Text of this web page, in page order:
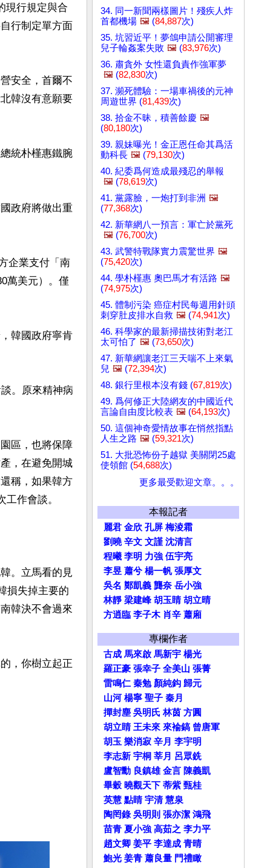
現行規定與合
行制定單方面
安全，首爾不
韓沒有意願要
統朴槿惠鐵腕
政府將做出重
企業支付「南
萬美元）。僅
韓國政府寧肯
。原來精神病
區，也將保障
，在避免開城
稱，如果韓方
作會談。
。立馬看的見
損失掉主要的
韓決不會過來
，你樹立起正
34. 同一新聞兩樣圖片！殘疾人炸
首都機場 🖼️ (84,887次)
35. 坑習近平！夢鴿申請公開審理
兒子輪姦案失敗 🖼️ (83,976次)
36. 肅貪外 女性還負責作強軍夢
🖼️ (82,830次)
37. 瀕死體驗：一場車禍後的元神
周遊世界 (81,439次)
38. 拾金不昧，積善餘慶 🖼️
(80,180次)
39. 親妹曝光！金正恩任命其爲活
動科長 🖼️ (79,130次)
40. 紀委爲何造成最殘忍的舉報
🖼️ (78,619次)
41. 黨露臉，一炮打到非洲 🖼️
(77,368次)
42. 新華網八一預言：軍亡於黨死
🖼️ (76,700次)
43. 武警特戰隊實力震驚世界 🖼️
(75,420次)
44. 學朴槿惠 奧巴馬才有活路 🖼️
(74,975次)
45. 體制污染 癌症村民每週用針頭
刺穿肚皮排水自救 🖼️ (74,941次)
46. 科學家的最新掃描技術對老江
太可怕了 🖼️ (73,650次)
47. 新華網讓老江三天喘不上來氣
兒 🖼️ (72,394次)
48. 銀行里根本沒有錢 (67,819次)
49. 爲何修正大陸網友的中國近代
言論自由度比較表 🖼️ (64,193次)
50. 這個神奇愛情故事在悄然指點
人生之路 🖼️ (59,321次)
51. 大批恐怖份子越獄 美關閉25處
使領館 (54,688次)
更多最受歡迎文章。。。
本報記者
麗君 金欣 孔屏 梅淩霜
劉曉 辛文 文謹 沈清言
程曦 李明 力強 伍宇亮
李昱 蕭兮 楊一帆 張厚文
吳名 鄭凱義 龔奈 岳小強
林靜 梁建峰 胡玉睛 胡立晴
方逍臨 李子木 肖辛 蕭廂
專欄作者
古成 馬來啟 馬新宇 楊光
羅正豪 張幸子 全美山 張菁
雷鳴仁 秦勉 顏純鈎 歸元
山河 楊寧 聖子 秦月
撣封塵 吳明氏 林茵 方圓
胡立睛 王未來 來褕鎬 曾唐軍
胡玉 樂消寂 辛月 李宇明
李志新 宇桐 莘月 呂眾銑
盧智勳 良鎮雄 金言 陳義凱
畢穀 曉觀天下 蒂紫 甄桂
英慧 點睛 宇清 慧泉
陶罔錄 吳明則 張亦潔 鴻飛
苗青 夏小強 高茹之 李力平
趙文卿 姜平 李達成 青晴
鮑光 姜青 蕭良量 門禮瞰